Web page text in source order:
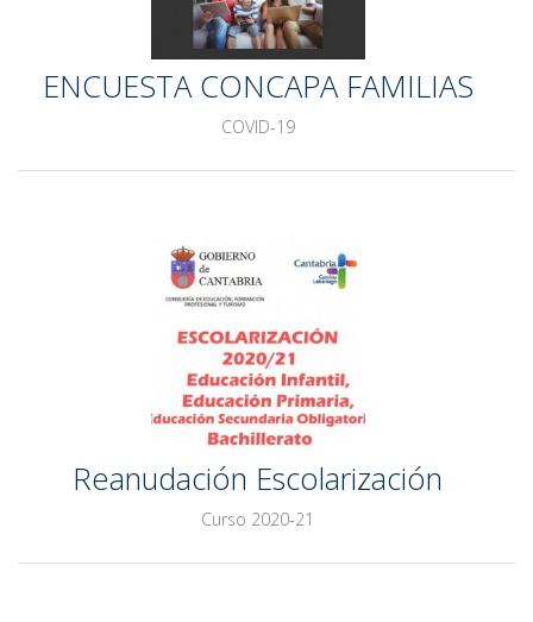
ENCUESTA CONCAPA FAMILIAS
COVID-19
Reanudación Escolarización
Curso 2020-21